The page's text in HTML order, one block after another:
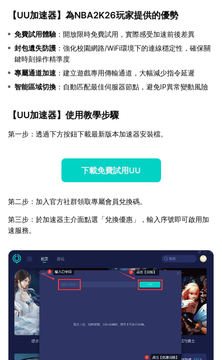
【UU加速器】為NBA2K26玩家提供的優勢
免費試用體驗 ：開放限時免費試用，實際感受加速前後差異
封包遺失防護 ：強化校園網路/WiFi環境下的連線穩定性，確保關
鍵時刻操作精準度
專屬通道加速 ：建立遊戲專用傳輸通道，大幅減少指令延遲
智能區域切換 ：自動匹配最佳伺服器節點，避免IP異常變動風險
【UU加速器】使用教學步驟
第一步：透過下方按鈕下載最新版本加速器安裝檔。
下載免費試用UU
第二步：加入官方社群領取專屬會員兌換碼。
第三步：於加速器主介面點選「兌換優惠」，輸入序號即可啟用加
速服務。